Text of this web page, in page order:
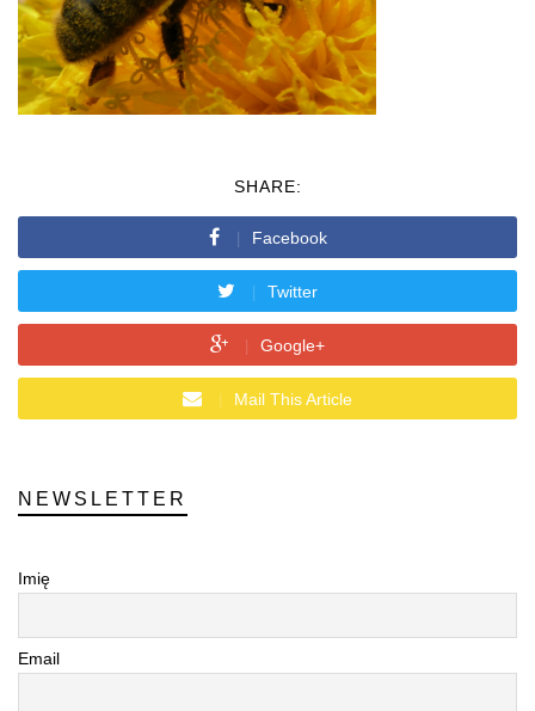
SHARE:
Facebook
Twitter
Google+
Mail This Article
NEWSLETTER
Imię
Email